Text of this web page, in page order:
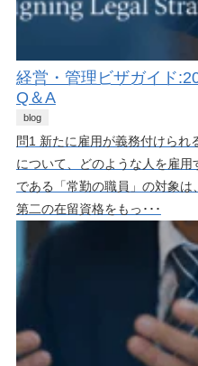
経営・管理ビザガイド
Q＆A
blog
問1 新たに雇用が義務付けられ
について、どのような人を雇
である「常勤の職員」の対象
第二の在留資格をもっ･･･